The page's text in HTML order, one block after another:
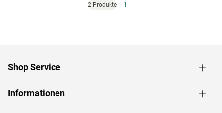
2 Produkte 1
Shop Service
Informationen